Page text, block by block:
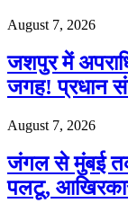
August 7, 2026
जशपुर में
जगह! प्रधान
August 7, 2026
जंगल से मुंबई
पलटू,